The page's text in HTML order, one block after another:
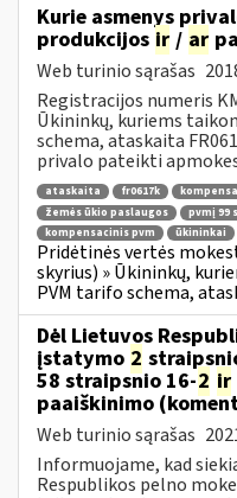
Kurie asmenys
produkcijos ir / ar
Web turinio sąrašas
Registracijos numeris
Ūkininkų, kuriems
schema, ataskaita
privalo pateikti
ataskaita fr0617k
žemės ūkio paslaugos
pvmį 99
kompensacinis pvm
ūkininkai
Pridėtinės vertės
skyrius) » Ūkininkų,
PVM tarifo schema,
Dėl Lietuvos
įstatymo 2
58 straipsnio 16-2 ir
paaiškinimo
Web turinio sąrašas
Informuojame, kad
Respublikos pelno